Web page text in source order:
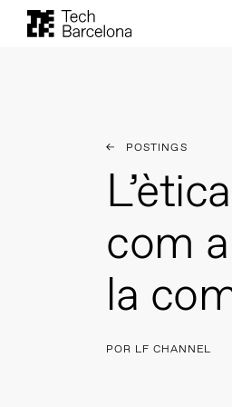
POSTINGS
com
la
POR LF CHANNEL